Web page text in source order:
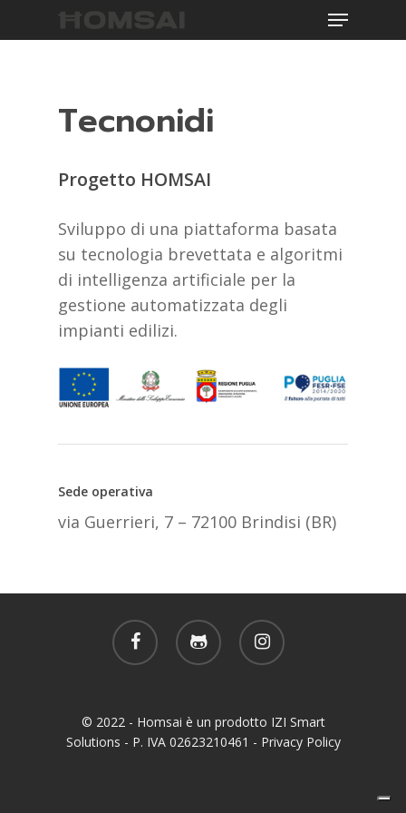
to
Menu
Tecnonidi
Progetto HOMSAI
Sviluppo di una piattaforma basata
su tecnologia brevettata e algoritmi
di intelligenza artificiale per la
gestione automatizzata degli
impianti edilizi.
Sede operativa
via Guerrieri, 7 – 72100 Brindisi (BR)
facebook github instagram
© 2022 - Homsai è un prodotto IZI Smart
Solutions - P. IVA 02623210461 - Privacy Policy